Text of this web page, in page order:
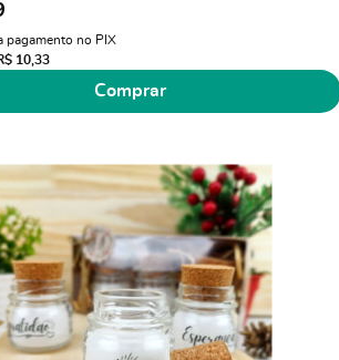
pagamento no PIX
10,33
Comprar